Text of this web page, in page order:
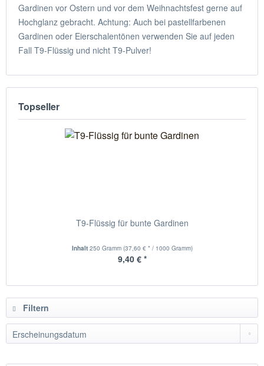
Gardinen vor Ostern und vor dem Weihnachtsfest gerne auf
Hochglanz gebracht. Achtung: Auch bei pastellfarbenen
Gardinen oder Eierschalentönen verwenden Sie auf jeden
Fall T9-Flüssig und nicht T9-Pulver!
Topseller
T9-Flüssig für bunte Gardinen
Inhalt 250 Gramm (37,60 € * / 1000 Gramm)
9,40 € *
Filtern